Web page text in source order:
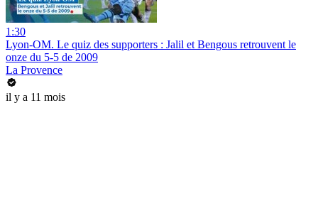
1:30
Lyon-OM. Le quiz des supporters : Jalil et Bengous retrouvent le
onze du 5-5 de 2009
La Provence
il y a 11 mois